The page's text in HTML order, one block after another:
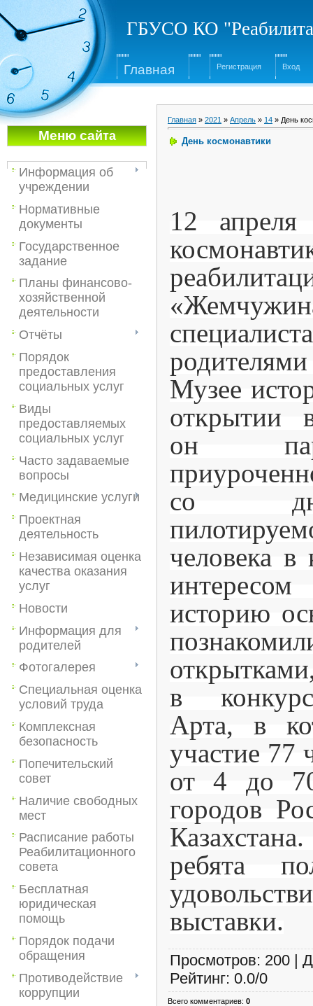
ГБУСО КО
Главная Регистрация Вход
Меню сайта
Информация об
учреждении
Нормативные
документы
Государственное
задание
Планы финансово-
хозяйственной
деятельности
Отчёты
Порядок
предоставления
социальных услуг
Виды
предоставляемых
социальных услуг
Часто задаваемые
вопросы
Медицинские услуги
Проектная
деятельность
Независимая оценка
качества оказания
услуг
Новости
Информация для
родителей
Фотогалерея
Специальная оценка
условий труда
Комплексная
безопасность
Попечительский
совет
Наличие свободных
мест
Расписание работы
Реабилитационного
совета
Бесплатная
юридическая
помощь
Порядок подачи
обращения
Противодействие
коррупции
Главная » 2021 » Апрель » 14 » День
День космонавтики
12
Музее
открытии
он
со
человека
историю
в
Арта, в
участие 77
от 4 до
городов
ребята
выставки.
Просмотров: 200 |
Рейтинг: 0.0/0
Всего комментариев: 0